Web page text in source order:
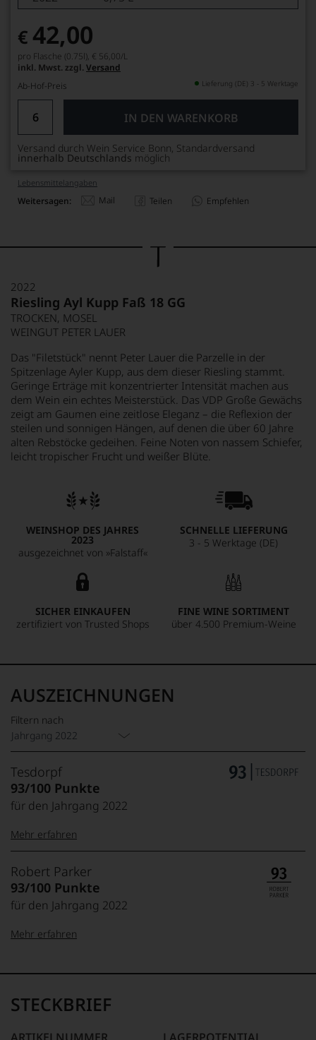
€ 42,00
pro Flasche (0.75l), € 56,00/L
inkl. Mwst. zzgl. Versand
Ab-Hof-Preis
Lieferung (DE) 3 - 5 Werktage
IN DEN WARENKORB
Versand durch Wein Service Bonn, Standardversand
innerhalb Deutschlands möglich
Lebensmittel­angaben
Weitersagen: Mail Teilen Empfehlen
2022
Riesling Ayl Kupp Faß 18 GG
TROCKEN, MOSEL
WEINGUT PETER LAUER
Das "Filetstück" nennt Peter Lauer die Parzelle in der
Spitzenlage Ayler Kupp, aus dem dieser Riesling stammt.
Geringe Erträge mit konzentrierter Intensität machen aus
dem Wein ein echtes Meisterstück. Das VDP Große Gewächs
zeigt am Gaumen eine zeitlose Eleganz – die Reflexion der
steilen und sonnigen Hängen, auf denen die über 60 Jahre
alten Rebstöcke gedeihen. Feine Noten von nassem Schiefer,
leicht tropischer Frucht und weißer Blüte.
WEINSHOP DES JAHRES
2023
ausgezeichnet von »Falstaff«
SCHNELLE LIEFERUNG
3 - 5 Werktage (DE)
SICHER EINKAUFEN
zertifiziert von Trusted Shops
FINE WINE SORTIMENT
über 4.500 Premium-Weine
AUSZEICHNUNGEN
Filtern nach
Jahrgang 2022
Tesdorpf
93/100 Punkte
für den Jahrgang 2022
99–100 Punkte:
95–98 Punkte:
85–89 Punkte:
Tesdorpf
Der
Name
Tesdorpf
für
für
edlen
der
Mehr erfahren
Robert Parker
93/100 Punkte
für den Jahrgang 2022
Parker
Ganz
ohne
war
Mehr erfahren
STECKBRIEF